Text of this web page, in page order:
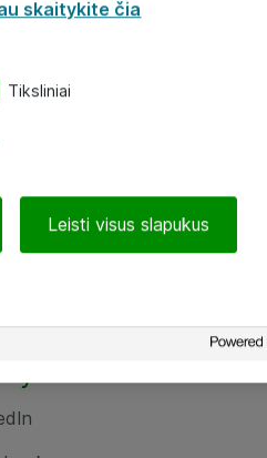
skaitykite čia
Tiksliniai
Leisti visus slapukus